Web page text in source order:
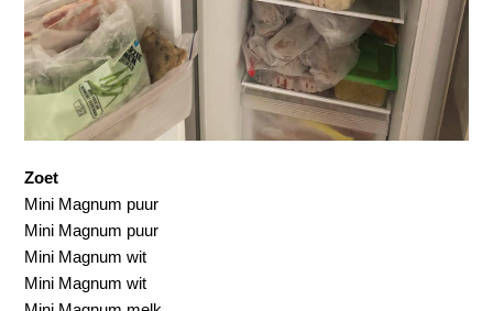
Zoet
Mini Magnum puur
Mini Magnum puur
Mini Magnum wit
Mini Magnum wit